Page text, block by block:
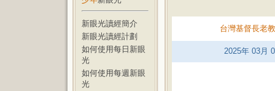
新眼光讀經簡介
新眼光讀經計劃
如何使用每日新眼
光
如何使用每週新眼
光
台灣基督長老
2025年 03月